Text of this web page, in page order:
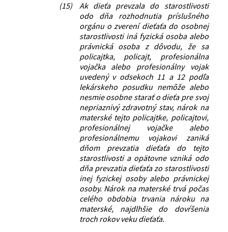
(15)
Ak dieťa prevzala do starostlivosti
odo dňa rozhodnutia príslušného
orgánu o zverení dieťaťa do osobnej
starostlivosti iná fyzická osoba alebo
právnická osoba z dôvodu, že sa
policajtka, policajt, profesionálna
vojačka alebo profesionálny vojak
uvedený v odsekoch 11 a 12 podľa
lekárskeho posudku nemôže alebo
nesmie osobne starať o dieťa pre svoj
nepriaznivý zdravotný stav, nárok na
materské tejto policajtke, policajtovi,
profesionálnej vojačke alebo
profesionálnemu vojakovi zaniká
dňom prevzatia dieťaťa do tejto
starostlivosti a opätovne vzniká odo
dňa prevzatia dieťaťa zo starostlivosti
inej fyzickej osoby alebo právnickej
osoby. Nárok na materské trvá počas
celého obdobia trvania nároku na
materské, najdlhšie do dovŕšenia
troch rokov veku dieťaťa.